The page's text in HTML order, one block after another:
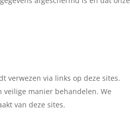
verwezen via links op deze sites.
veilige manier behandelen. We
van deze sites.